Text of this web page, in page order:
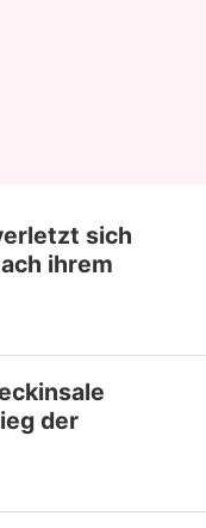
sich
ihrem
der